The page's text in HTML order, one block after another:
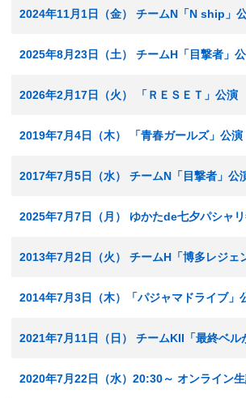
2024年11月1日（金） チームN「N ship」
2025年8月23日（土） チームH「目撃者」
2026年2月17日（火） 「ＲＥＳＥＴ」公演
2019年7月4日（木） 「青春ガールズ」公演
2017年7月5日（水） チームN「目撃者」公
2025年7月7日（月） ゆかたde七夕パシャ
2013年7月2日（火） チームH「博多レジェ
2014年7月3日（木）「パジャマドライブ」
2021年7月11日（日） チームKII「最終ベ
2020年7月22日（水）20:30～ オンライン生